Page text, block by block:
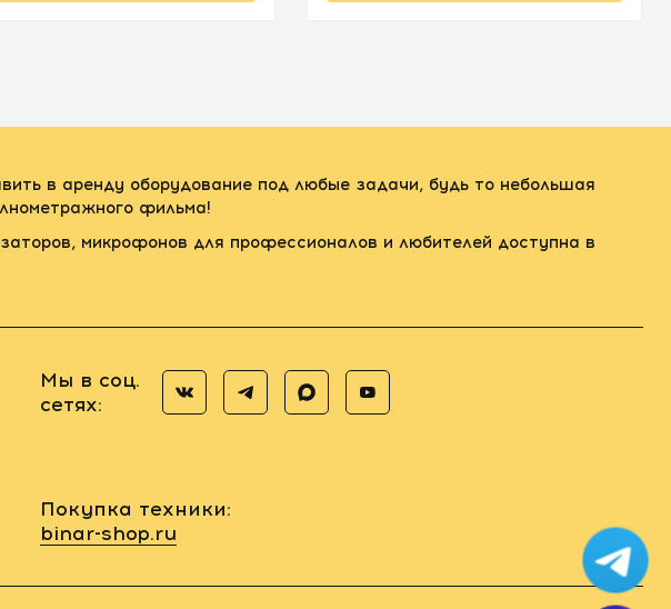
в аренду оборудование под любые задачи, будь то небольшая
фильма!
микрофонов для профессионалов и любителей доступна в
Мы в соц.
сетях:
Покупка техники:
binar-shop.ru